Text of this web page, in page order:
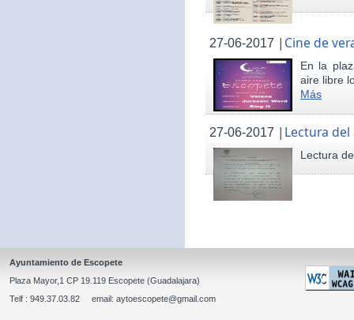
27-06-2017 | Cine de
En la
aire libre
Más
27-06-2017 | Lectura del
Lectura
Ayuntamiento de Escopete
Plaza Mayor,1 CP 19.119 Escopete (Guadalajara)
Telf : 949.37.03.82 email: aytoescopete@gmail.com